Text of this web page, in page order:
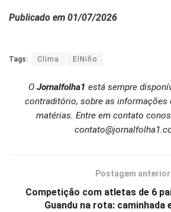
Publicado em 01/07/2026
Tags: Clima ElNiño
O Jornalfolha1 está sempre
contraditório, sobre as informações
matérias. Entre em contato
Postagem anterior
Competição com atletas de 6
Guandu na rota: caminhada